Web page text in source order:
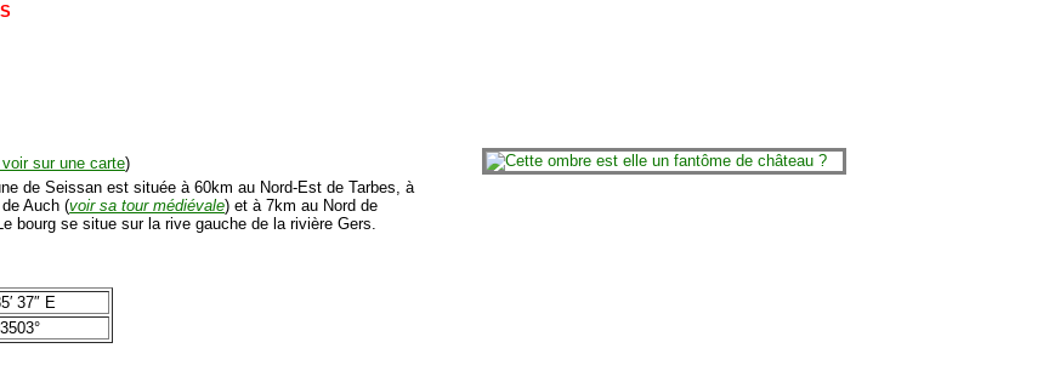
sur une carte)
de Seissan est située à 60km au Nord-Est de Tarbes, à
Auch (voir sa tour médiévale) et à 7km au Nord de
bourg se situe sur la rive gauche de la rivière Gers.
37″ E